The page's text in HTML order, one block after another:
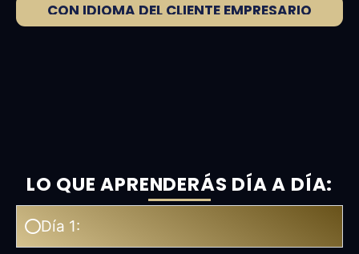
CON IDIOMA DEL CLIENTE EMPRESARIO
LO QUE APRENDERÁS DÍA A DÍA:
Día 1: